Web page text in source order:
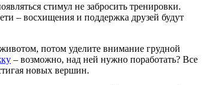
стимул не забросить тренировки.
– восхищения и поддержка друзей будут
потом уделите внимание грудной
– возможно, над ней нужно поработать? Все
новых вершин.